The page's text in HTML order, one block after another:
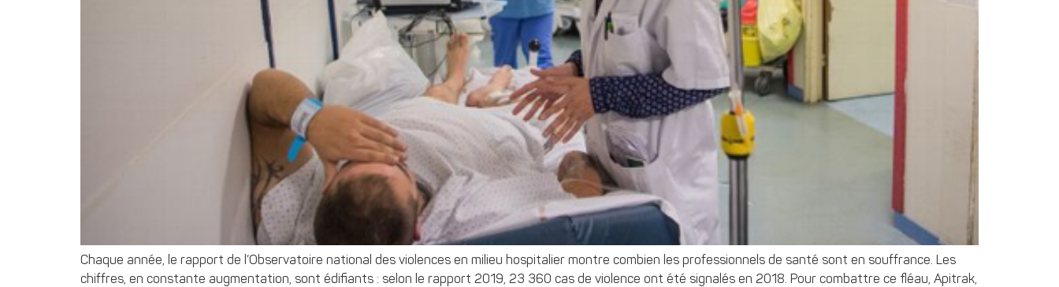
Chaque année, le rapport de l’Observatoire national des violences en milieu hospitalier montre combien les professionnels de santé sont en souffrance. Les
chiffres, en constante augmentation, sont édifiants : selon le rapport 2019, 23 360 cas de violence ont été signalés en 2018. Pour combattre ce fléau, Apitrak,